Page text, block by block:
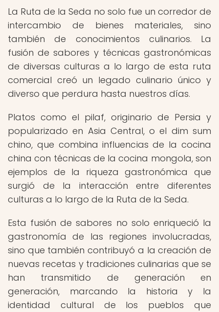
La Ruta de la Seda no solo fue un corredor de
intercambio de bienes materiales, sino
también de conocimientos culinarios. La
fusión de sabores y técnicas gastronómicas
de diversas culturas a lo largo de esta ruta
comercial creó un legado culinario único y
diverso que perdura hasta nuestros días.
Platos como el pilaf, originario de Persia y
popularizado en Asia Central, o el dim sum
chino, que combina influencias de la cocina
china con técnicas de la cocina mongola, son
ejemplos de la riqueza gastronómica que
surgió de la interacción entre diferentes
culturas a lo largo de la Ruta de la Seda.
Esta fusión de sabores no solo enriqueció la
gastronomía de las regiones involucradas,
sino que también contribuyó a la creación de
nuevas recetas y tradiciones culinarias que se
han transmitido de generación en
generación, marcando la historia y la
identidad cultural de los pueblos que